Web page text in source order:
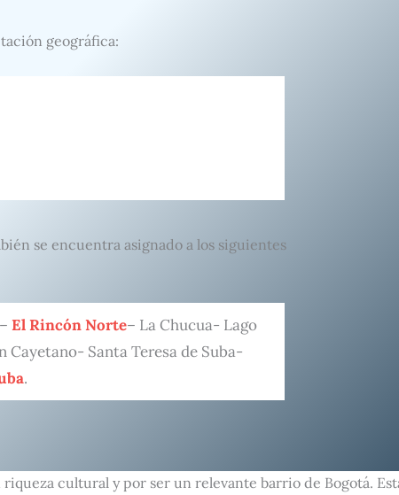
geográfica:
se encuentra asignado a los siguientes
– El Rincón Norte– La Chucua- Lago
Cayetano- Santa Teresa de Suba-
.
cultural y por ser un relevante barrio de Bogotá.